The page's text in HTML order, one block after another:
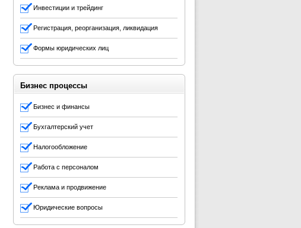
Инвестиции и трейдинг
Регистрация, реорганизация, ликвидация
Формы юридических лиц
Бизнес процессы
Бизнес и финансы
Бухгалтерский учет
Налогообложение
Работа с персоналом
Реклама и продвижение
Юридические вопросы